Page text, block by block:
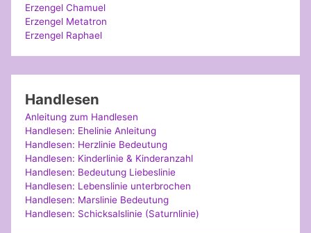
Erzengel Chamuel
Erzengel Metatron
Erzengel Raphael
Handlesen
Anleitung zum Handlesen
Handlesen: Ehelinie Anleitung
Handlesen: Herzlinie Bedeutung
Handlesen: Kinderlinie & Kinderanzahl
Handlesen: Bedeutung Liebeslinie
Handlesen: Lebenslinie unterbrochen
Handlesen: Marslinie Bedeutung
Handlesen: Schicksalslinie (Saturnlinie)